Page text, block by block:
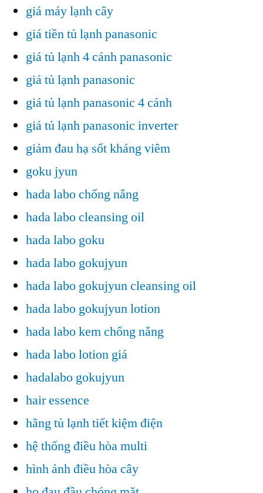
giá máy lạnh cây
giá tiền tủ lạnh panasonic
giá tủ lạnh 4 cánh panasonic
giá tủ lạnh panasonic
giá tủ lạnh panasonic 4 cánh
giá tủ lạnh panasonic inverter
giảm đau hạ sốt kháng viêm
goku jyun
hada labo chống nắng
hada labo cleansing oil
hada labo goku
hada labo gokujyun
hada labo gokujyun cleansing oil
hada labo gokujyun lotion
hada labo kem chống nắng
hada labo lotion giá
hadalabo gokujyun
hair essence
hãng tủ lạnh tiết kiệm điện
hệ thống điều hòa multi
hình ảnh điều hòa cây